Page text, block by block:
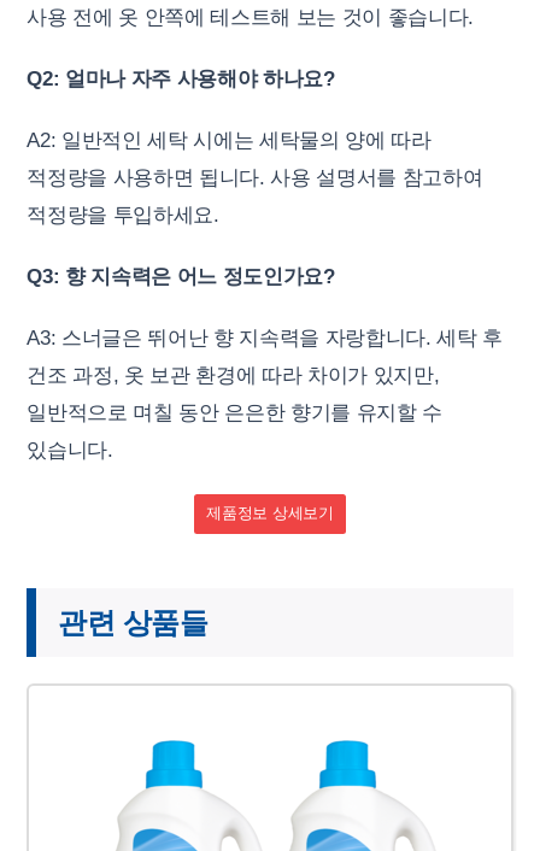
사용 전에 옷 안쪽에 테스트해 보는 것이 좋습니다.
Q2: 얼마나 자주 사용해야 하나요?
A2: 일반적인 세탁 시에는 세탁물의 양에 따라
적정량을 사용하면 됩니다. 사용 설명서를 참고하여
적정량을 투입하세요.
Q3: 향 지속력은 어느 정도인가요?
A3: 스너글은 뛰어난 향 지속력을 자랑합니다. 세탁 후
건조 과정, 옷 보관 환경에 따라 차이가 있지만,
일반적으로 며칠 동안 은은한 향기를 유지할 수
있습니다.
제품정보 상세보기
관련 상품들